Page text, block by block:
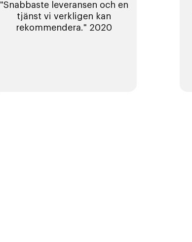
"Snabbaste leveransen och en
tjänst vi verkligen kan
rekommendera." 2020